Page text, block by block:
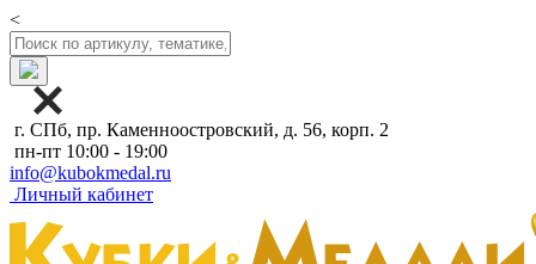
<
г. СПб, пр. Каменноостровский, д. 56, корп. 2
пн-пт 10:00 - 19:00
info@kubokmedal.ru
Личный кабинет